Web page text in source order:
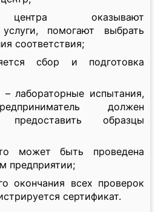
центра оказывают
услуги, помогают выбрать
соответствия;
сбор и подготовка
лабораторные испытания,
должен
предоставить образцы
может быть проведена
предприятии;
окончания всех проверок
сертификат.